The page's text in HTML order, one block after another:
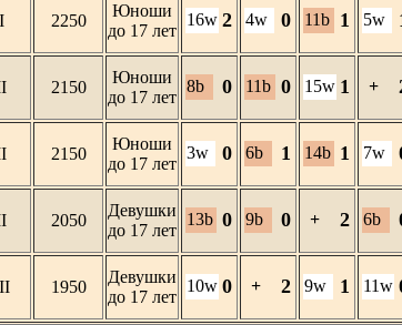
I 2250
Юноши
до 17 лет
16w 2 4w 0 11b 1 5w
2150
Юноши
до 17 лет
8b 0 11b 0 15w 1 +
2150
Юноши
до 17 лет
3w 0 6b 1 14b 1 7w
2050
Девушки
до 17 лет
13b 0 9b 0 + 2 6b
1950
Девушки
до 17 лет
10w 0 + 2 9w 1 11w